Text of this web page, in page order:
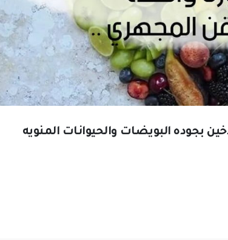
بجوده البويضات والحيوانات المنويه